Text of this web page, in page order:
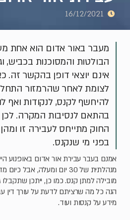
16/12/2021
מעבר באור אדום הוא אחת
הבולטות והמסוכנות בכביש,
אינם יוצאי דופן בהקשר זה.
לצומת לאחר שהרמזור
להיחשף לקנס, לנקודות ואף
בהתאם לנסיבות המקרה. לכן
החוק מתייחס לעבירה זו
בפני מי שנקנס.
אמנם בעבר עבירת אור אדום באופנוע
מנהלתית של 30 יום ומעלה,
מובילה למתן קנס. כמו כן, ייתכן
הנה כל מה שרציתם לדעת על עורך דין
מידע על קנסות ועוד.